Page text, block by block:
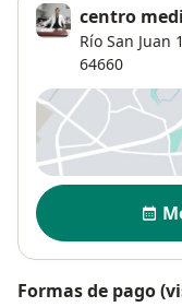
centro
Río San Juan
64660
Disponibilidad
Formas de pago